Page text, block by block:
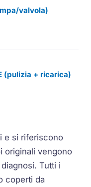
valvola)
(pulizia + ricarica)
e si riferiscono
originali vengono
Tutti i
coperti da